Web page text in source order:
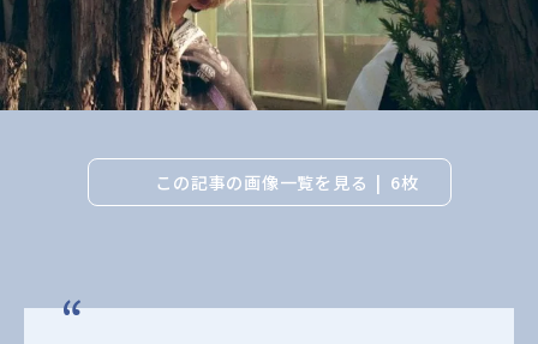
この記事の画像一覧を見る 6枚